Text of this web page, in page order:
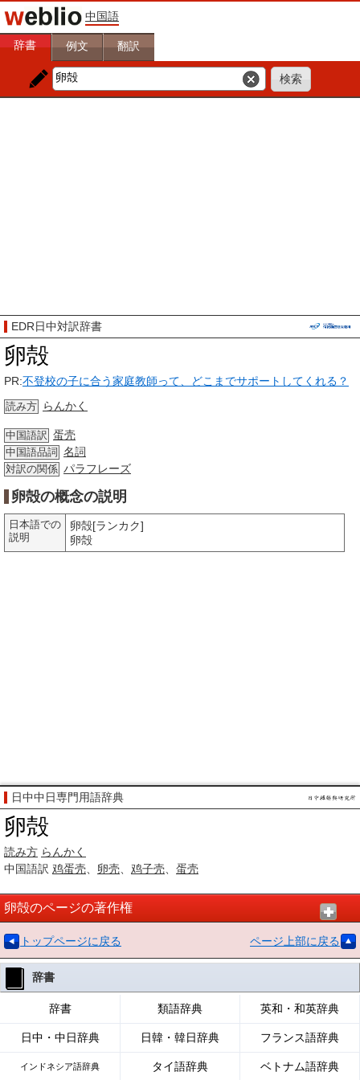
中国語
辞書 例文 翻訳
EDR日中対訳辞書
卵殻
PR:不登校の子に合う家庭教師って、どこまでサポートしてくれる？
読み方 らんかく
中国語訳 蛋壳
中国語品詞 名詞
対訳の関係 パラフレーズ
卵殻の概念の説明
日本語での
説明
卵殻[ランカク]
卵殻
日中中日専門用語辞典
卵殻
読み方 らんかく
中国語訳 鸡蛋壳 卵壳 鸡子壳 蛋壳
卵殻のページの著作権
トップページに戻る ページ上部に戻る
辞書
辞書 類語辞典 英和・和英辞典
日中・中日辞典 日韓・韓日辞典 フランス語辞典
インドネシア語辞典 タイ語辞典 ベトナム語辞典